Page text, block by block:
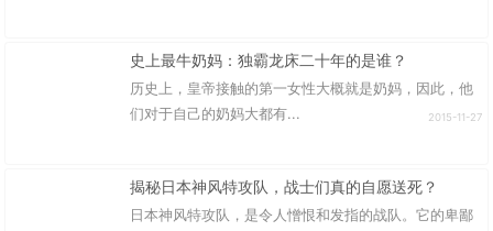
史上最牛奶妈：独霸龙床二十年的是谁？
历史上，皇帝接触的第一女性大概就是奶妈，因此，他
们对于自己的奶妈大都有...
2015-11-27
揭秘日本神风特攻队，战士们真的自愿送死？
日本神风特攻队，是令人憎恨和发指的战队。它的卑鄙